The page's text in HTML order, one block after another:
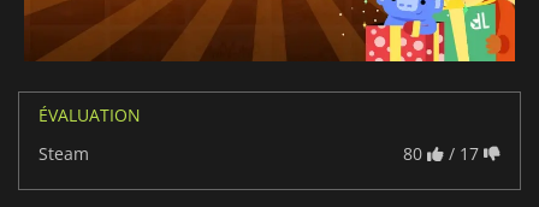
ÉVALUATION
Steam
80 / 17